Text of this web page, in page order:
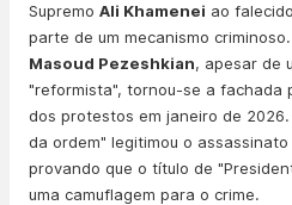
Supremo Ali Khamenei ao falecido
parte de um mecanismo
Masoud Pezeshkian, apesar de
"reformista", tornou-se a fachada
dos protestos em janeiro de
da ordem" legitimou o
provando que o título de
uma camuflagem para o crime.